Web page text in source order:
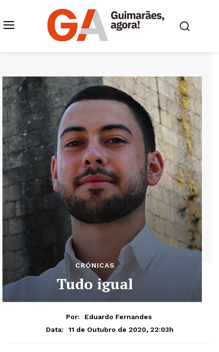
CRÓNICAS
Tudo igual
Por:
Eduardo Fernandes
Data:
11 de Outubro de 2020, 22:03h